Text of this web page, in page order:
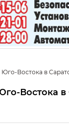
Востока в
Востока в